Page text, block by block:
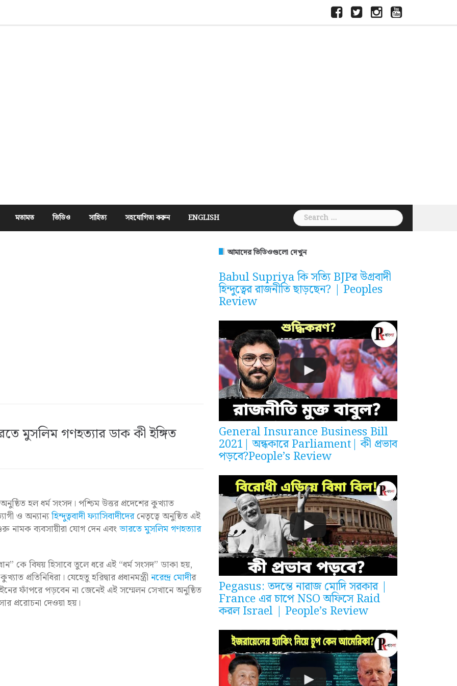
ফেসবুকটুইটারইন্সতাগ্রামইউটিউব
মতামত ভিডিও সাহিত্য সহযোগিতা করুন ENGLISH
Search
for:
মুসলিম গণহত্যার ডাক কী ইঙ্গিত
হল ধর্ম সংসদ। পশ্চিম উত্তর প্রদেশের কুখ্যাত
ও অন্যান্যহিন্দুত্ববাদী ফ্যাসিবাদীদেরনেতৃত্বে অনুষ্ঠিত এই
নামক ব্যবসায়ীরা যোগ দেন এবংভারতে মুসলিম গণহত্যার
কে বিষয় হিসাবে তুলে ধরে এই “ধর্ম সংসদ” ডাকা হয়,
প্রতিনিধিরা। যেহেতু হরিদ্বার প্রধানমন্ত্রী নরেন্দ্র মোদীর
ফাঁপরে পড়বেন না জেনেই এই সম্মেলন সেখানে অনুষ্ঠিত
প্ররোচনা দেওয়া হয়।
আমাদের ভিডিওগুলো দেখুন
Babul Supriya কি সত্যি BJPর উগ্রবাদী
হিন্দুত্বের রাজনীতি ছাড়ছেন? | Peoples
Review
General Insurance Business Bill
2021| অন্ধকারে Parliament| কী প্রভাব
পড়বে?People’s Review
Pegasus: তদন্তে নারাজ মোদি সরকার |
France এর চাপে NSO অফিসে Raid
করল Israel | People’s Review